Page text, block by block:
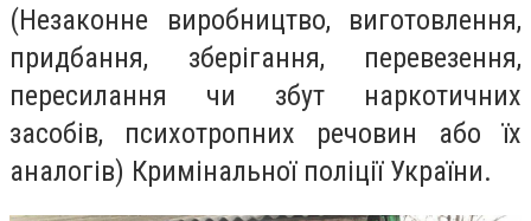
(Незаконне виробництво, виготовлення,
придбання, зберігання, перевезення,
пересилання чи збут наркотичних
засобів, психотропних речовин або їх
аналогів) Кримінальної поліції України.